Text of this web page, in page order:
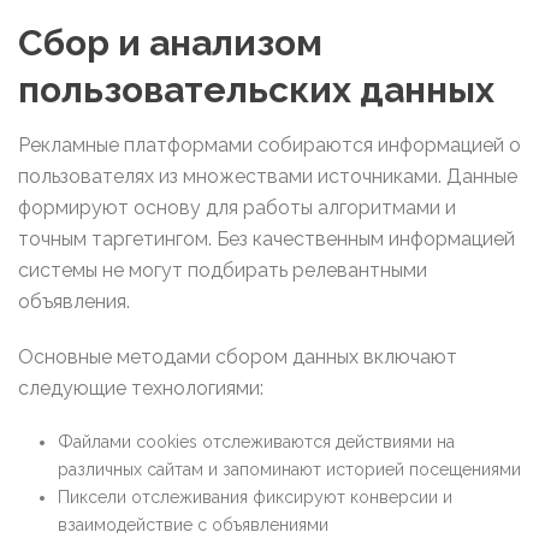
Сбор и анализом
пользовательских данных
Рекламные платформами собираются информацией о
пользователях из множествами источниками. Данные
формируют основу для работы алгоритмами и
точным таргетингом. Без качественным информацией
системы не могут подбирать релевантными
объявления.
Основные методами сбором данных включают
следующие технологиями:
Файлами cookies отслеживаются действиями на
различных сайтам и запоминают историей посещениями
Пиксели отслеживания фиксируют конверсии и
взаимодействие с объявлениями